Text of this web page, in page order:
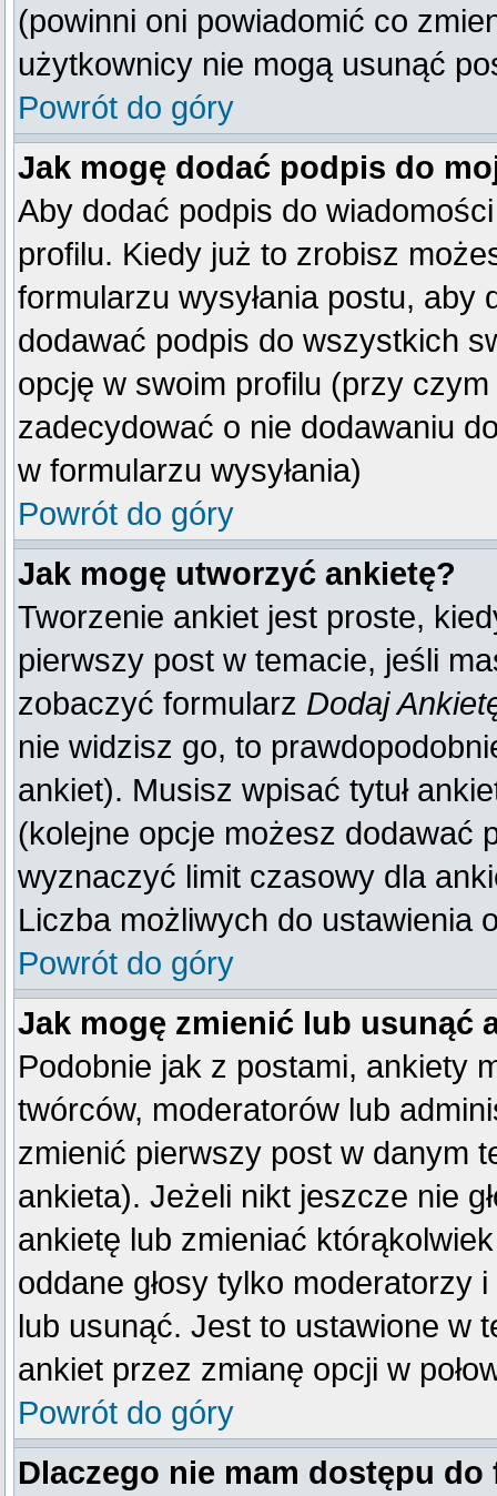
(powinni oni powiadomić co
użytkownicy nie mogą usunąć
Powrót do góry
Jak mogę dodać podpis do
Aby dodać podpis do
profilu. Kiedy już to zrobisz
formularzu wysyłania postu,
dodawać podpis do wszystkich
opcję w swoim profilu (przy
zadecydować o nie dodawaniu
w formularzu wysyłania)
Powrót do góry
Jak mogę utworzyć ankietę?
Tworzenie ankiet jest proste,
pierwszy post w temacie, jeśli
zobaczyć formularz Dodaj
nie widzisz go, to
ankiet). Musisz wpisać tytuł
(kolejne opcje możesz dodawać
wyznaczyć limit czasowy dla
Liczba możliwych do ustawienia
Powrót do góry
Jak mogę zmienić lub usunąć
Podobnie jak z postami, ankiety
twórców, moderatorów lub
zmienić pierwszy post w danym
ankieta). Jeżeli nikt jeszcze nie
ankietę lub zmieniać
oddane głosy tylko moderatorzy
lub usunąć. Jest to ustawione w
ankiet przez zmianę opcji w
Powrót do góry
Dlaczego nie mam dostępu do